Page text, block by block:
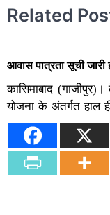
Related
आवास पात्रता सूची जारी
कासिमाबाद
योजना के अंतर्गत हाल